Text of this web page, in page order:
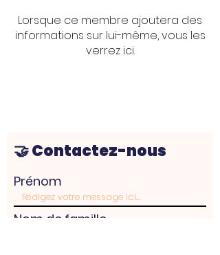
Lorsque ce membre ajoutera des
informations sur lui-même, vous les
verrez ici.
🤝 Contactez-nous
Prénom
Nom de famille